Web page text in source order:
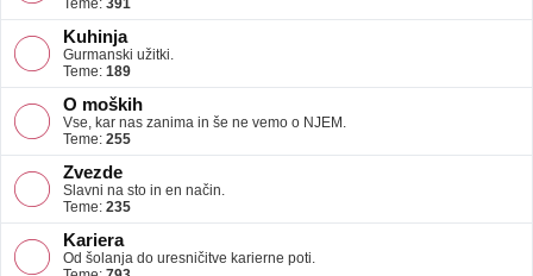
Teme: 391
Kuhinja
Gurmanski užitki.
Teme: 189
O moških
Vse, kar nas zanima in še ne vemo o NJEM.
Teme: 255
Zvezde
Slavni na sto in en način.
Teme: 235
Kariera
Od šolanja do uresničitve karierne poti.